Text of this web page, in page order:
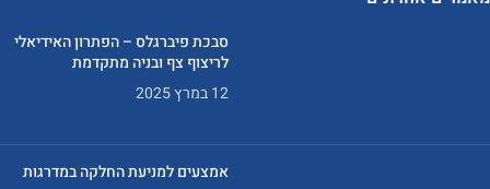
סבכת פיברגלס – הפתרון האידיאלי
לריצוף צף ובניה מתקדמת
12 במרץ 2025
אמצעים למניעת החלקה במדרגות